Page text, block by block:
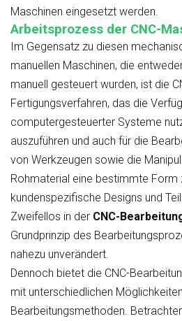
Maschinen eingesetzt werden.
Arbeitsprozess der CNC-
Im Gegensatz zu diesen
manuellen Maschinen, die
manuell gesteuert wurden, ist die
Fertigungsverfahren, das die
computergesteuerter Systeme
auszuführen und auch für die
von Werkzeugen sowie die
Rohmaterial eine bestimmte Form
kundenspezifische Designs und
Zweifellos in der CNC-
Grundprinzip des
nahezu unverändert.
Dennoch bietet die CNC-
mit unterschiedlichen
Bearbeitungsmethoden.